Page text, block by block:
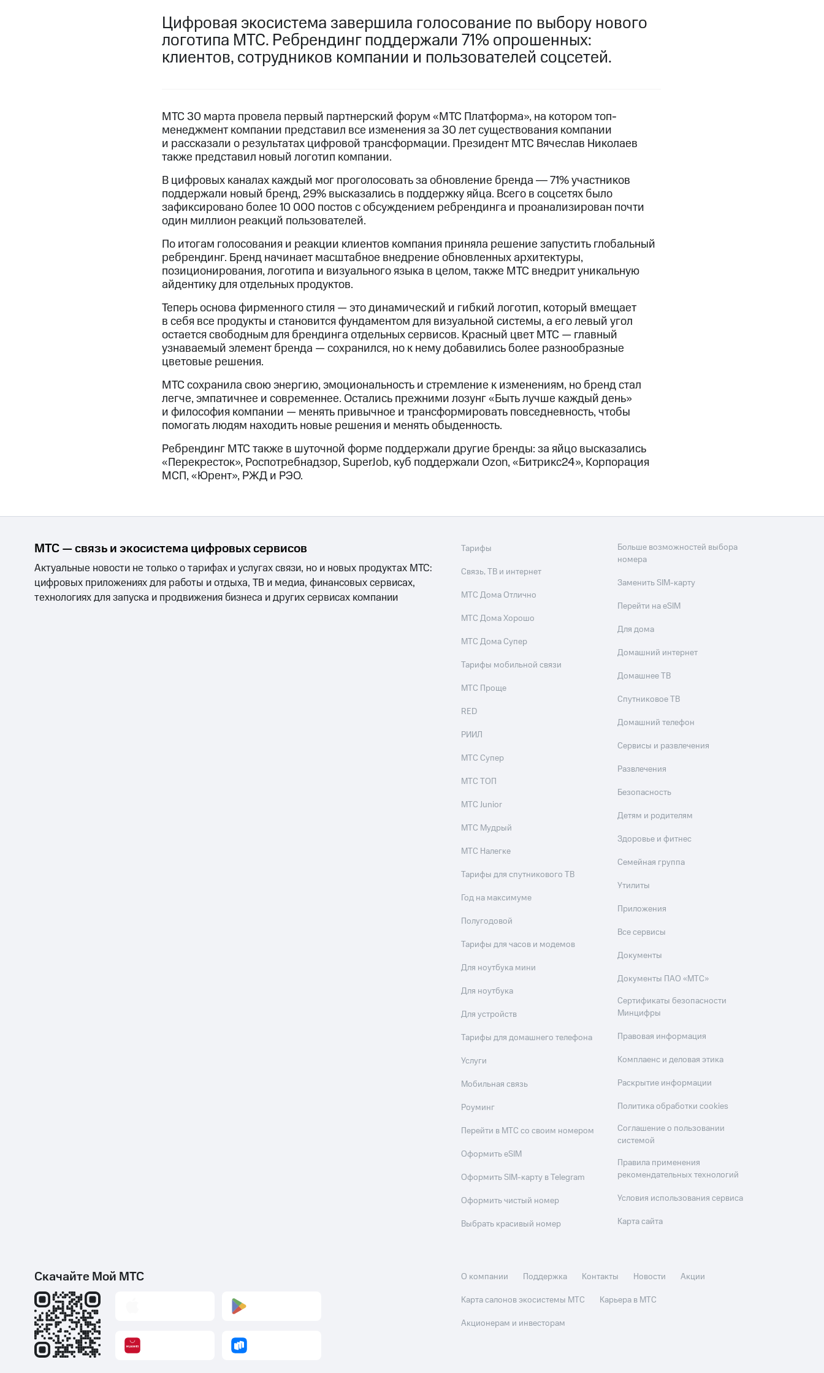
Цифровая экосистема завершила голосование по выбору нового
логотипа МТС. Ребрендинг поддержали 71% опрошенных:
клиентов, сотрудников компании и пользователей соцсетей.
МТС 30 марта провела первый партнерский форум «МТС Платформа», на котором топ-
менеджмент компании представил все изменения за 30 лет существования компании
и рассказали о результатах цифровой трансформации. Президент МТС Вячеслав Николаев
также представил новый логотип компании.
В цифровых каналах каждый мог проголосовать за обновление бренда ― 71% участников
поддержали новый бренд, 29% высказались в поддержку яйца. Всего в соцсетях было
зафиксировано более 10 000 постов с обсуждением ребрендинга и проанализирован почти
один миллион реакций пользователей.
По итогам голосования и реакции клиентов компания приняла решение запустить глобальный
ребрендинг. Бренд начинает масштабное внедрение обновленных архитектуры,
позиционирования, логотипа и визуального языка в целом, также МТС внедрит уникальную
айдентику для отдельных продуктов.
Теперь основа фирменного стиля — это динамический и гибкий логотип, который вмещает
в себя все продукты и становится фундаментом для визуальной системы, а его левый угол
остается свободным для брендинга отдельных сервисов. Красный цвет МТС — главный
узнаваемый элемент бренда — сохранился, но к нему добавились более разнообразные
цветовые решения.
МТС сохранила свою энергию, эмоциональность и стремление к изменениям, но бренд стал
легче, эмпатичнее и современнее. Остались прежними лозунг «Быть лучше каждый день»
и философия компании — менять привычное и трансформировать повседневность, чтобы
помогать людям находить новые решения и менять обыденность.
Ребрендинг МТС также в шуточной форме поддержали другие бренды: за яйцо высказались
«Перекресток», Роспотребнадзор, SuperJob, куб поддержали Ozon, «Битрикс24», Корпорация
МСП, «Юрент», РЖД и РЭО.
МТС — связь и экосистема цифровых сервисов
Актуальные новости не только о тарифах и услугах связи, но и новых продуктах МТС:
цифровых приложениях для работы и отдыха, ТВ и медиа, финансовых сервисах,
технологиях для запуска и продвижения бизнеса и других сервисах компании
Тарифы
Связь, ТВ и интернет
МТС Дома Отлично
МТС Дома Хорошо
МТС Дома Супер
Тарифы мобильной связи
МТС Проще
RED
РИИЛ
МТС Супер
МТС ТОП
МТС Junior
МТС Мудрый
МТС Налегке
Тарифы для спутникового ТВ
Год на максимуме
Полугодовой
Тарифы для часов и модемов
Для ноутбука мини
Для ноутбука
Для устройств
Тарифы для домашнего телефона
Услуги
Мобильная связь
Роуминг
Перейти в МТС со своим номером
Оформить eSIM
Оформить SIM-карту в Telegram
Оформить чистый номер
Выбрать красивый номер
Больше возможностей выбора
номера
Заменить SIM-карту
Перейти на eSIM
Для дома
Домашний интернет
Домашнее ТВ
Спутниковое ТВ
Домашний телефон
Сервисы и развлечения
Развлечения
Безопасность
Детям и родителям
Здоровье и фитнес
Семейная группа
Утилиты
Приложения
Все сервисы
Документы
Документы ПАО «МТС»
Сертификаты безопасности
Минцифры
Правовая информация
Комплаенс и деловая этика
Раскрытие информации
Политика обработки cookies
Соглашение о пользовании
системой
Правила применения
рекомендательных технологий
Условия использования сервиса
Карта сайта
Скачайте Мой МТС О компании Поддержка Контакты Новости
Акции
Карта салонов экосистемы МТС
Карьера в МТС
Акционерам и инвесторам